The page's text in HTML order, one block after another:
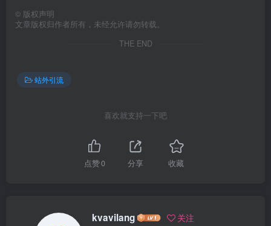
© 版权声明
文章版权归作者所有，未经允许请勿转载。
THE END
站外引流
喜欢就支持一下吧
点赞0 分享 收藏
kvavilang 关注